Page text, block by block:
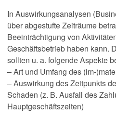
In Auswirkungsanalysen
über abgestufte Zeiträume
Beeinträchtigung von
Geschäftsbetrieb haben kann.
sollten u. a. folgende Aspekte
– Art und Umfang des (im-
– Auswirkung des Zeitpunkts
Schaden (z. B. Ausfall des
Hauptgeschäftszeiten)